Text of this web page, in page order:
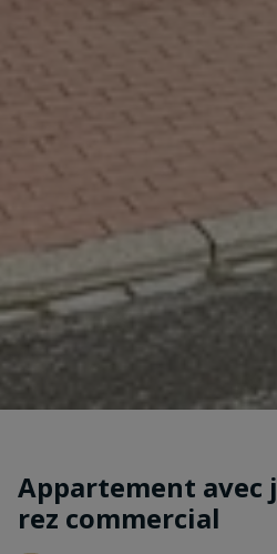
Appartement avec
rez commercial